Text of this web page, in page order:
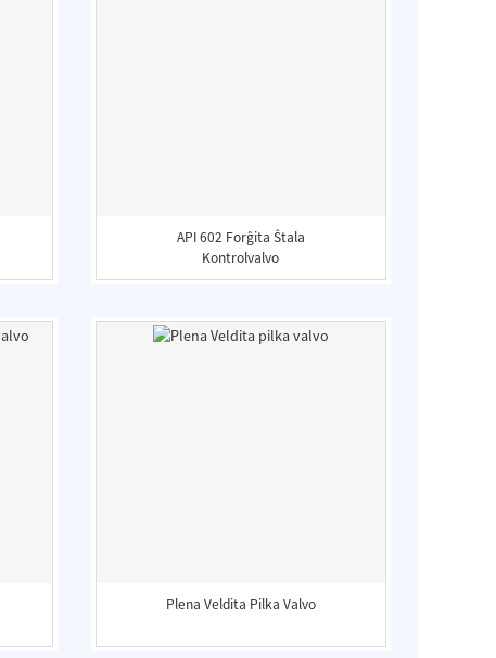
API 602 Forĝita Ŝtala
Kontrolvalvo
Plena Veldita Pilka Valvo